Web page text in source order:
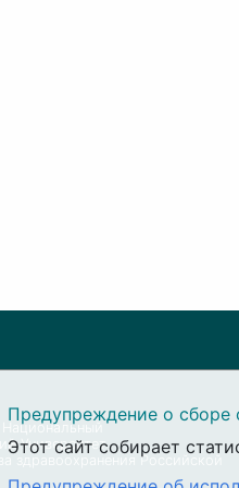
Университет
здравоохранения Российской
Предупреждение о сборе
Этот сайт собирает